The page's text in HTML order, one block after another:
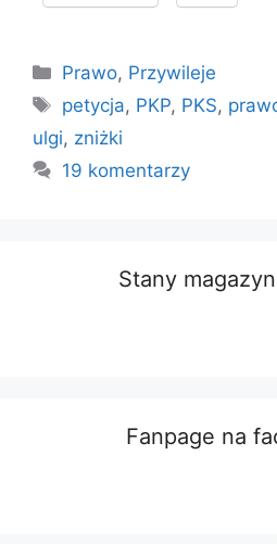
Kategorie
Prawo, Przywileje
Tagi
petycja, PKP, PKS,
ulgi, zniżki
19 komentarzy
Stany
Fanpage na